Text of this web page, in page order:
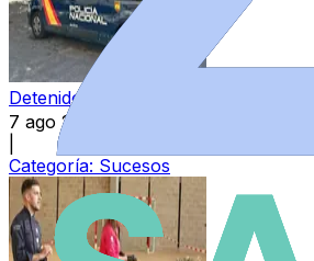
Detenido un hombre mientras
7 ago 2026
Categoría: Sucesos